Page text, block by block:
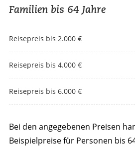
Familien bis 64 Jahre
Reisepreis bis 2.000 €
Reisepreis bis 4.000 €
Reisepreis bis 6.000 €
Bei den angegebenen Preisen
Beispielpreise für Personen bis